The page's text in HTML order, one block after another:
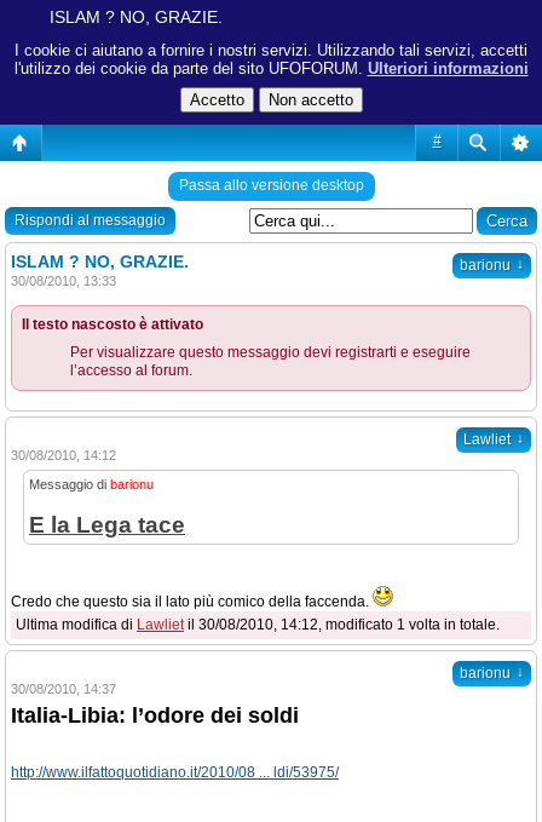
I cookie ci aiutano a fornire i nostri servizi. Utilizzando tali servizi, accetti
l'utilizzo dei cookie da parte del sito UFOFORUM. Ulteriori informazioni
#
ISLAM ? NO, GRAZIE.
Passa allo versione desktop
Rispondi al messaggio
barionu ↓
ISLAM ? NO, GRAZIE.
30/08/2010, 13:33
Il testo nascosto è attivato
Per visualizzare questo messaggio devi registrarti e eseguire
l’accesso al forum.
Lawliet ↓
30/08/2010, 14:12
Messaggio di barionu
E la Lega tace
Credo che questo sia il lato più comico della faccenda.
Ultima modifica di Lawlietil 30/08/2010, 14:12, modificato 1 volta in totale.
barionu ↓
30/08/2010, 14:37
Italia-Libia: l’odore dei soldi
http://www.ilfattoquotidiano.it/2010/08 ... ldi/53975/